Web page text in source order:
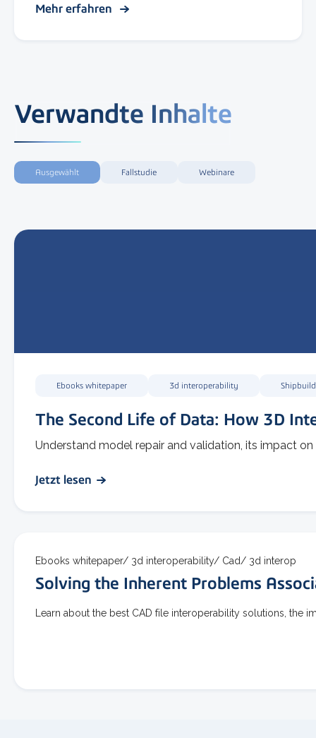
Mehr erfahren
Verwandte Inhalte
Ausgewählt Fallstudie Webinare
Ebooks whitepaper 3d interoperability
The Second Life of Data: How 3D
Understand model repair and validation, its impact
Jetzt lesen
Ebooks whitepaper/ 3d interoperability/ Cad/ 3d interop
Solving the Inherent Problems
Learn about the best CAD file interoperability solutions, the